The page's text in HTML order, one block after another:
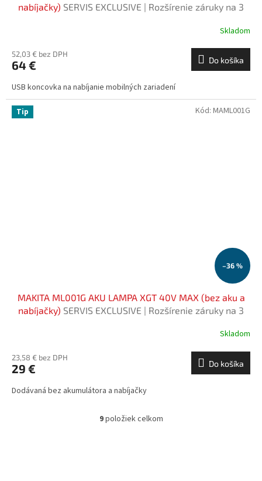
nabíjačky) SERVIS EXCLUSIVE | Rozšírenie záruky na 3
Skladom
52,03 € bez DPH
64 € Do košíka
USB koncovka na nabíjanie mobilných zariadení
Tip
–36 %
MAKITA ML001G AKU LAMPA XGT 40V MAX (bez aku a
nabíjačky) SERVIS EXCLUSIVE | Rozšírenie záruky na 3
Skladom
23,58 € bez DPH
29 € Do košíka
Dodávaná bez akumulátora a nabíjačky
Kód: MAML001G
O
9položiek celkom